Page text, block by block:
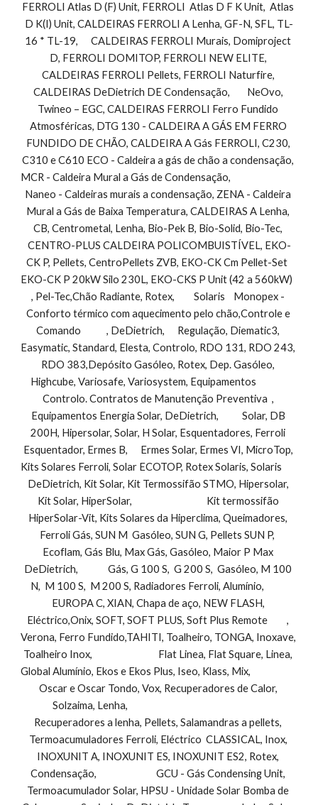
FERROLI Atlas D (F) Unit, FERROLI  Atlas D F K Unit,  Atlas
D K(I) Unit, CALDEIRAS FERROLI A Lenha, GF-N, SFL, TL-
16 * TL-19,      CALDEIRAS FERROLI Murais, Domiproject
D, FERROLI DOMITOP, FERROLI NEW ELITE,
CALDEIRAS FERROLI Pellets, FERROLI Naturfire,
CALDEIRAS DeDietrich DE Condensação,        NeOvo,
Twineo – EGC, CALDEIRAS FERROLI Ferro Fundido
Atmosféricas, DTG 130 - CALDEIRA A GÁS EM FERRO
FUNDIDO DE CHÃO, CALDEIRA A Gás FERROLI, C230,
C310 e C610 ECO - Caldeira a gás de chão a condensação,
MCR - Caldeira Mural a Gás de Condensação,
Naneo - Caldeiras murais a condensação, ZENA - Caldeira
Mural a Gás de Baixa Temperatura, CALDEIRAS A Lenha,
CB, Centrometal, Lenha, Bio-Pek B, Bio-Solid, Bio-Tec,
CENTRO-PLUS CALDEIRA POLICOMBUISTÍVEL, EKO-
CK P, Pellets, CentroPellets ZVB, EKO-CK Cm Pellet-Set
EKO-CK P 20kW Silo 230L, EKO-CKS P Unit (42 a 560kW)
, Pel-Tec,Chão Radiante, Rotex,         Solaris    Monopex -
Conforto térmico com aquecimento pelo chão,Controle e
Comando            , DeDietrich,      Regulação, Diematic3,
Easymatic, Standard, Elesta, Controlo, RDO 131, RDO 243,
RDO 383,Depósito Gasóleo, Rotex, Dep. Gasóleo,
Highcube, Variosafe, Variosystem, Equipamentos
Controlo. Contratos de Manutenção Preventiva  ,
Equipamentos Energia Solar, DeDietrich,           Solar, DB
200H, Hipersolar, Solar, H Solar, Esquentadores, Ferroli
Esquentador, Ermes B,      Ermes Solar, Ermes VI, MicroTop,
Kits Solares Ferroli, Solar ECOTOP, Rotex Solaris, Solaris
DeDietrich, Kit Solar, Kit Termossifão STMO, Hipersolar,
Kit Solar, HiperSolar,                                   Kit termossifão
HiperSolar-Vit, Kits Solares da Hiperclima, Queimadores,
Ferroli Gás, SUN M  Gasóleo, SUN G, Pellets SUN P,
Ecoflam, Gás Blu, Max Gás, Gasóleo, Maior P Max
DeDietrich,              Gás, G 100 S,  G 200 S,  Gasóleo, M 100
N,  M 100 S,  M 200 S, Radiadores Ferroli, Alumínio,
EUROPA C, XIAN, Chapa de aço, NEW FLASH,
Eléctrico,Onix, SOFT, SOFT PLUS, Soft Plus Remote         ,
Verona, Ferro Fundido,TAHITI, Toalheiro, TONGA, Inoxave,
Toalheiro Inox,                               Flat Linea, Flat Square, Linea,
Global Alumínio, Ekos e Ekos Plus, Iseo, Klass, Mix,
Oscar e Oscar Tondo, Vox, Recuperadores de Calor,
Solzaima, Lenha,
Recuperadores a lenha, Pellets, Salamandras a pellets,
Termoacumuladores Ferroli, Eléctrico  CLASSICAL, Inox,
INOXUNIT A, INOXUNIT ES, INOXUNIT ES2, Rotex,
Condensação,                            GCU - Gás Condensing Unit,
Termoacumulador Solar, HPSU - Unidade Solar Bomba de